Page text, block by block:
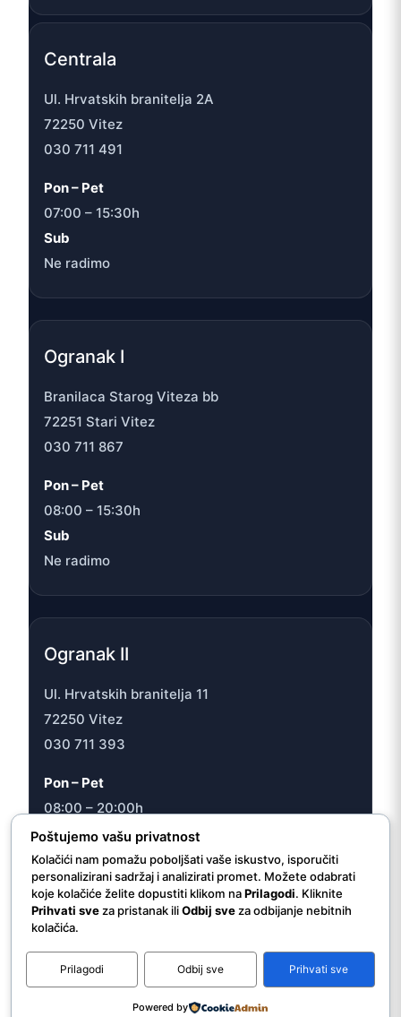
Centrala
Ul. Hrvatskih branitelja 2A
72250 Vitez
030 711 491
Pon – Pet
07:00 – 15:30h
Sub
Ne radimo
Ogranak I
Branilaca Starog Viteza bb
72251 Stari Vitez
030 711 867
Pon – Pet
08:00 – 15:30h
Sub
Ne radimo
Ogranak II
Ul. Hrvatskih branitelja 11
72250 Vitez
030 711 393
Pon – Pet
08:00 – 20:00h
Sub
08:00 – 16:30h
© 2026 JU “Internacionalna ljekarna/apoteka Vitez”
Poštujemo vašu privatnost
Kolačići nam pomažu poboljšati vaše iskustvo, isporučiti
personalizirani sadržaj i analizirati promet. Možete odabrati
koje kolačiće želite dopustiti klikom naPrilagodi. Kliknite
Prihvati sveza pristanak iliOdbij sveza odbijanje nebitnih
kolačića.
Prilagodi Odbij sve Prihvati sve
Powered by